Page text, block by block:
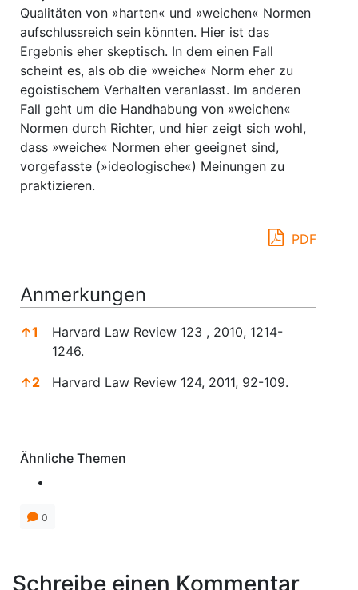
Qualitäten von »harten« und »weichen« Normen
aufschlussreich sein könnten. Hier ist das
Ergebnis eher skeptisch. In dem einen Fall
scheint es, als ob die »weiche« Norm eher zu
egoistischem Verhalten veranlasst. Im anderen
Fall geht um die Handhabung von »weichen«
Normen durch Richter, und hier zeigt sich wohl,
dass »weiche« Normen eher geeignet sind,
vorgefasste (»ideologische«) Meinungen zu
praktizieren.
PDF
Anmerkungen
↑1
Harvard Law Review 123 , 2010, 1214-
1246.
↑2 Harvard Law Review 124, 2011, 92-109.
Ähnliche Themen
0
Schreibe einen Kommentar